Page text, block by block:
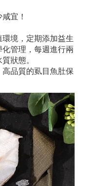
宜！
境，定期添加益生
管理，每週進行兩
狀態。
品質的虱目魚肚保